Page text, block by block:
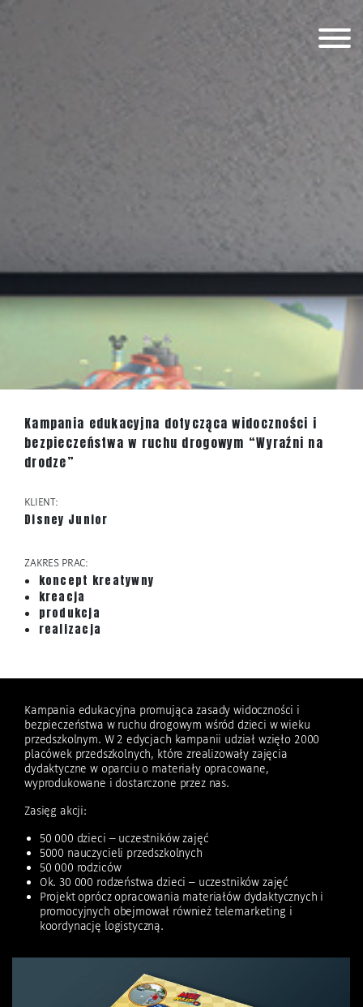
Kampania edukacyjna dotycząca widoczności i
bezpieczeństwa w ruchu drogowym “Wyraźni na
drodze”
KLIENT:
Disney Junior
ZAKRES PRAC:
koncept kreatywny
kreacja
produkcja
realizacja
Kampania edukacyjna promująca zasady widoczności i
bezpieczeństwa w ruchu drogowym wśród dzieci w wieku
przedszkolnym. W 2 edycjach kampanii udział wzięło 2000
placówek przedszkolnych, które zrealizowały zajęcia
dydaktyczne w oparciu o materiały opracowane,
wyprodukowane i dostarczone przez nas.
Zasięg akcji:
50 000 dzieci – uczestników zajęć
5000 nauczycieli przedszkolnych
50 000 rodziców
Ok. 30 000 rodzeństwa dzieci – uczestników zajęć
Projekt oprócz opracowania materiałów dydaktycznych i
promocyjnych obejmował również telemarketing i
koordynację logistyczną.